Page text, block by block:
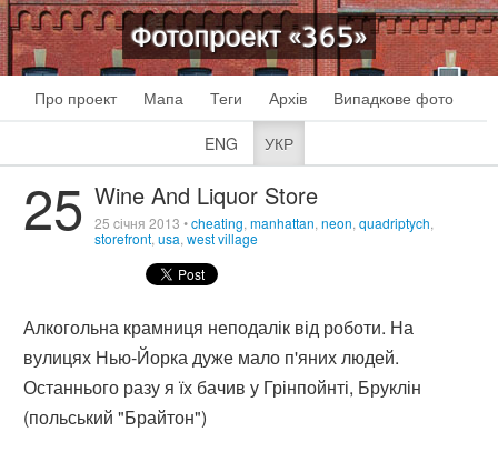
Фотопроект «365»
Про проект Мапа Теги Архів Випадкове фото
ENG УКР
25 Wine And Liquor Store
25 cічня 2013 •cheating manhattan neon quadriptych
storefront usa west village
Алкогольна крамниця неподалік від роботи. На
вулицях Нью-Йорка дуже мало п'яних людей.
Останнього разу я їх бачив у Грінпойнті, Бруклін
(польський "Брайтон")